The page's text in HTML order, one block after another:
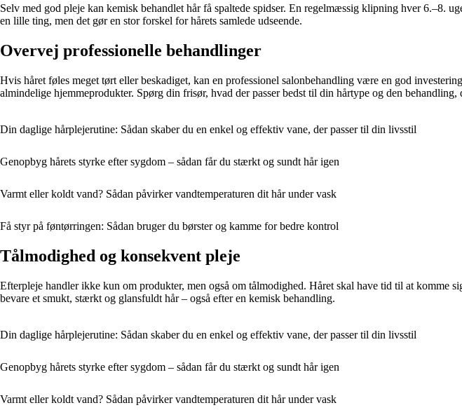
Selv med god pleje kan kemisk behandlet hår få spaltede spidser. En regelmæssig klipning hver 6.–8.
en lille ting, men det gør en stor forskel for hårets samlede udseende.
Overvej professionelle behandlinger
Hvis håret føles meget tørt eller beskadiget, kan en professionel salonbehandling være en god
almindelige hjemmeprodukter. Spørg din frisør, hvad der passer bedst til din hårtype og den behandling,
Din daglige hårplejerutine: Sådan skaber du en enkel og effektiv vane, der passer til din livsstil
Genopbyg hårets styrke efter sygdom – sådan får du stærkt og sundt hår igen
Varmt eller koldt vand? Sådan påvirker vandtemperaturen dit hår under vask
Få styr på føntørringen: Sådan bruger du børster og kamme for bedre kontrol
Tålmodighed og konsekvent pleje
Efterpleje handler ikke kun om produkter, men også om tålmodighed. Håret skal have tid til at komme
bevare et smukt, stærkt og glansfuldt hår – også efter en kemisk behandling.
Din daglige hårplejerutine: Sådan skaber du en enkel og effektiv vane, der passer til din livsstil
Genopbyg hårets styrke efter sygdom – sådan får du stærkt og sundt hår igen
Varmt eller koldt vand? Sådan påvirker vandtemperaturen dit hår under vask